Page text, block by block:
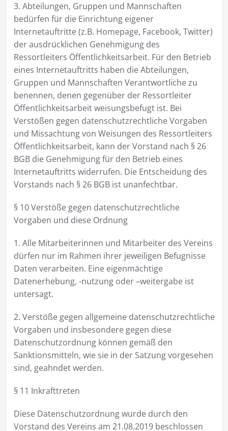
3. Abteilungen, Gruppen und Mannschaften
bedürfen für die Einrichtung eigener
Internetauftritte (z.B. Homepage, Facebook, Twitter)
der ausdrücklichen Genehmigung des
Ressortleiters Öffentlichkeitsarbeit. Für den Betrieb
eines Internetauftritts haben die Abteilungen,
Gruppen und Mannschaften Verantwortliche zu
benennen, denen gegenüber der Ressortleiter
Öffentlichkeitsarbeit weisungsbefugt ist. Bei
Verstößen gegen datenschutzrechtliche Vorgaben
und Missachtung von Weisungen des Ressortleiters
Öffentlichkeitsarbeit, kann der Vorstand nach § 26
BGB die Genehmigung für den Betrieb eines
Internetauftritts widerrufen. Die Entscheidung des
Vorstands nach § 26 BGB ist unanfechtbar.
§ 10 Verstöße gegen datenschutzrechtliche
Vorgaben und diese Ordnung
1. Alle Mitarbeiterinnen und Mitarbeiter des Vereins
dürfen nur im Rahmen ihrer jeweiligen Befugnisse
Daten verarbeiten. Eine eigenmächtige
Datenerhebung, -nutzung oder –weitergabe ist
untersagt.
2. Verstöße gegen allgemeine datenschutzrechtliche
Vorgaben und insbesondere gegen diese
Datenschutzordnung können gemäß den
Sanktionsmitteln, wie sie in der Satzung vorgesehen
sind, geahndet werden.
§ 11 Inkrafttreten
Diese Datenschutzordnung wurde durch den
Vorstand des Vereins am 21.08.2019 beschlossen